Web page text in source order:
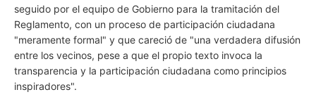
seguido por el equipo de Gobierno para la tramitación del
Reglamento, con un proceso de participación ciudadana
"meramente formal" y que careció de "una verdadera difusión
entre los vecinos, pese a que el propio texto invoca la
transparencia y la participación ciudadana como principios
inspiradores".